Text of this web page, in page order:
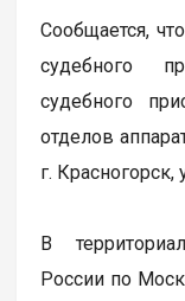
Сообщается,
судебного
судебного
отделов
г. Красногорск,
В
России по